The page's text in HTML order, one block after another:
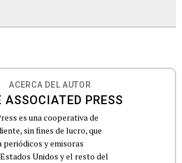
ACERCA DEL AUTOR
ASSOCIATED PRESS
es una cooperativa de
sin fines de lucro, que
periódicos y emisoras
Unidos y el resto del